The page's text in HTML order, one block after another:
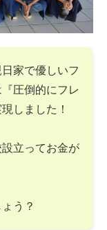
家で優しいフ
圧倒的にフレ
しました！
立ってお金が
う？